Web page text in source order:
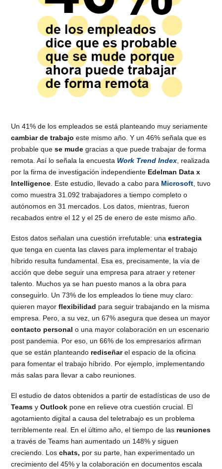
Un 41% de los empleados se está planteando muy seriamente
cambiar de trabajo este mismo año. Y un 46% señala que es
probable quese mude gracias a que puede trabajar de forma
remota. Así lo señala la encuesta Work Trend Index , realizada
por la firma de investigación independiente Edelman Data x
Intelligence . Este estudio, llevado a cabo para Microsoft , tuvo
como muestra 31.092 trabajadores a tiempo completo o
autónomos en 31 mercados. Los datos, mientras, fueron
recabados entre el 12 y el 25 de enero de este mismo año.
Estos datos señalan una cuestión irrefutable: unaestrategia
que tenga en cuenta las claves para implementar el trabajo
híbrido resulta fundamental. Esa es, precisamente, la vía de
acción que debe seguir una empresa para atraer y retener
talento. Muchos ya se han puesto manos a la obra para
conseguirlo. Un 73% de los empleados lo tiene muy claro:
quieren mayorflexibilidad para seguir trabajando en la misma
empresa. Pero, a su vez, un 67% asegura que desea un mayor
contacto personal o una mayor colaboración en un escenario
post pandemia. Por eso, un 66% de los empresarios afirman
que se están planteando rediseñarel espacio de la oficina
para fomentar el trabajo híbrido. Por ejemplo, implementando
más salas para llevar a cabo reuniones.
El estudio de datos obtenidos a partir de estadísticas de uso de
Teams yOutlook pone en relieve otra cuestión crucial. El
agotamiento digital a causa del teletrabajo es un problema
terriblemente real. En el último año, el tiempo de las reuniones
a través de Teams han aumentado un 148% y siguen
creciendo. Loschats, por su parte, han experimentado un
crecimiento del 45% y la colaboración en documentos escala